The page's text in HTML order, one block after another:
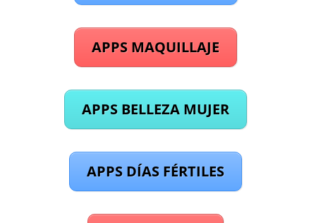
APPS MAQUILLAJE
APPS BELLEZA MUJER
APPS DÍAS FÉRTILES